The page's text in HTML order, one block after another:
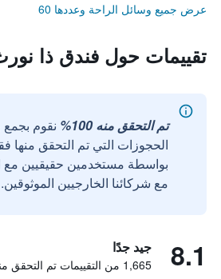
عرض جميع وسائل الراحة وعددها 60
تقييمات حول فندق ذا
تم التحقق منه 100%
نقوم
الحجوزات التي تم التحقق منها
مع شركائنا الخارجيين الموثوقين.
8.1 جيد جدًا
1,665 من التقييمات تم التحقق منها